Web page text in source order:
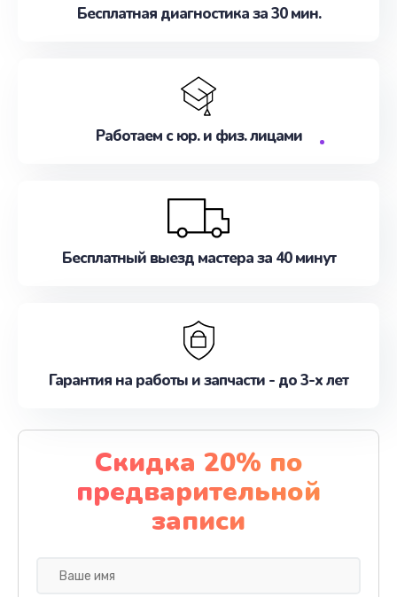
Бесплатная диагностика за 30 мин.
Работаем с юр. и физ. лицами
Бесплатный выезд мастера за 40 минут
Гарантия на работы и запчасти - до 3-х лет
Скидка 20% по
предварительной
записи